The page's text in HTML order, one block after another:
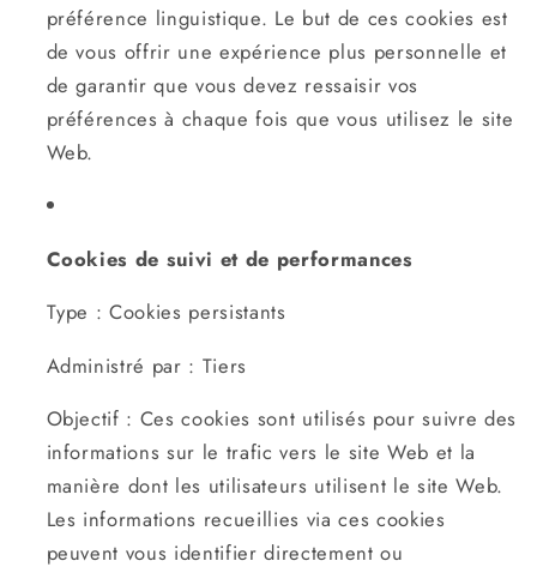
préférence linguistique. Le but de ces cookies est
de vous offrir une expérience plus personnelle et
de garantir que vous devez ressaisir vos
préférences à chaque fois que vous utilisez le site
Web.
Cookies de suivi et de performances
Type : Cookies persistants
Administré par : Tiers
Objectif : Ces cookies sont utilisés pour suivre des
informations sur le trafic vers le site Web et la
manière dont les utilisateurs utilisent le site Web.
Les informations recueillies via ces cookies
peuvent vous identifier directement ou